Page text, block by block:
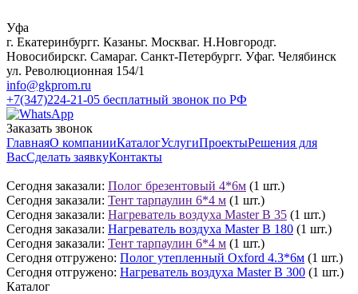
Уфа
г. Екатеринбургг. Казаньг. Москваг. Н.Новгородг.
Новосибирскг. Самараг. Санкт-Петербургг. Уфаг. Челябинск
ул. Революционная 154/1
info@gkprom.ru
+7(347)224-21-05 бесплатный звонок по РФ
Заказать звонок
ГлавнаяО компанииКаталогУслугиПроектыРешения для
ВасСделать заявкуКонтакты
Сегодня заказали: Полог брезентовый 4*6м (1 шт.)
Сегодня заказали: Тент тарпаулин 6*4 м (1 шт.)
Сегодня заказали: Нагреватель воздуха Master B 35 (1 шт.)
Сегодня заказали: Нагреватель воздуха Master B 180 (1 шт.)
Сегодня заказали: Тент тарпаулин 6*4 м (1 шт.)
Сегодня отгружено: Полог утепленный Oxford 4.3*6м (1 шт.)
Сегодня отгружено: Нагреватель воздуха Master B 300 (1 шт.)
Каталог